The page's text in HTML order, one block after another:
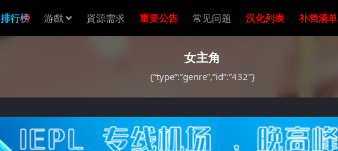
排行榜 游戲 資源需求 重要公告 常见问题 汉化列表 补档清单
女主角
{“type”:”genre”,”id”:”432″}